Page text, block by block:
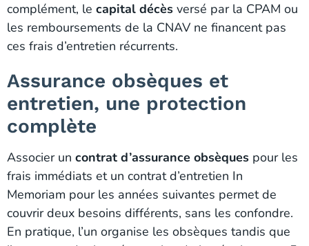
complément, le capital décès versé par la CPAM ou
les remboursements de la CNAV ne financent pas
ces frais d’entretien récurrents.
Assurance obsèques et
entretien, une protection
complète
Associer un contrat d’assurance obsèques pour les
frais immédiats et un contrat d’entretien In
Memoriam pour les années suivantes permet de
couvrir deux besoins différents, sans les confondre.
En pratique, l’un organise les obsèques tandis que